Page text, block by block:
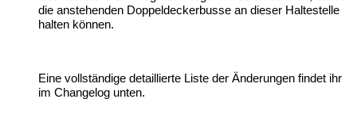
die anstehenden Doppeldeckerbusse an dieser Haltestelle
halten können.
Eine vollständige detaillierte Liste der Änderungen findet ihr
im Changelog unten.